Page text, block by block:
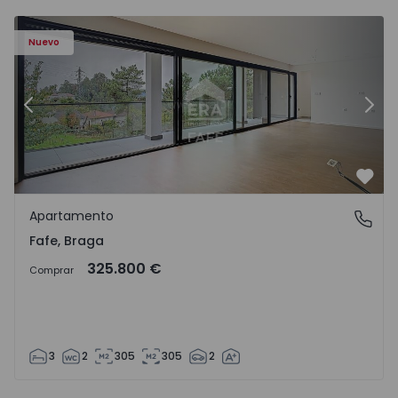
Nuevo
Anterior
Fafe, Braga
Apartamento
Fafe, Braga
Comprar 325.800 €
3 2 305 305 2